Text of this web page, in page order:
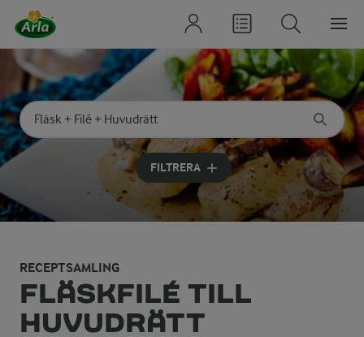
Sök på kategori eller ingrediens
Skriv in sökord för att få förslag
FILTRERA
RECEPTSAMLING
FLÄSKFILÉ TILL
HUVUDRÄTT